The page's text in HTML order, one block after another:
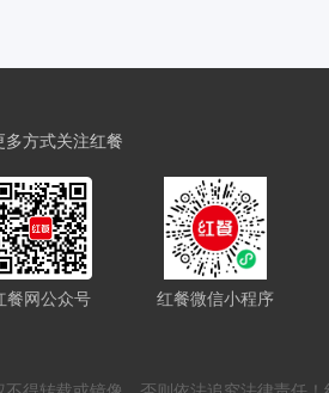
多方式关注红餐
餐网公众号 红餐微信小程序